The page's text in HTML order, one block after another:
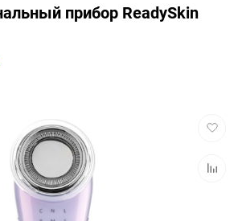
прибор ReadySkin